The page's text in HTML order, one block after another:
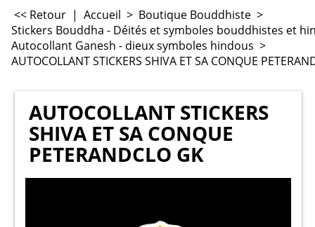
<< Retour | Accueil > Boutique Bouddhiste >
Stickers Bouddha - Déités et symboles bouddhistes et
Autocollant Ganesh - dieux symboles hindous >
AUTOCOLLANT STICKERS SHIVA ET SA CONQUE
AUTOCOLLANT STICKERS
SHIVA ET SA CONQUE
PETERANDCLO GK